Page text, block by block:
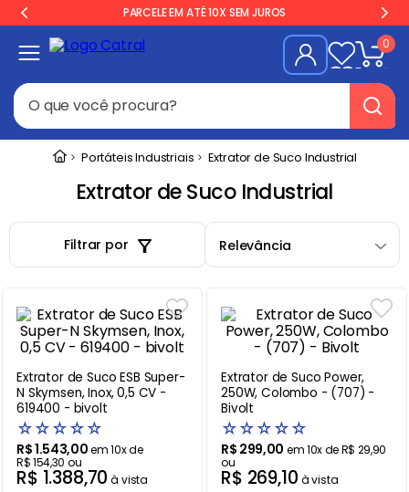
PARCELE EM ATÉ 10X SEM JUROS
0
O que você procura?
Portáteis Industriais Extrator de Suco Industrial
Extrator de Suco Industrial
Filtrar por Relevância
Extrator de Suco ESB Super-
N Skymsen, Inox, 0,5 CV -
619400 - bivolt
☆☆☆☆☆
R$1.543,00em10x de
R$154,30 ou
R$ 1.388,70 à vista
Extrator de Suco Power,
250W, Colombo - (707) -
Bivolt
☆☆☆☆☆
R$ 299,00 em10x deR$ 29,90
ou
R$ 269,10 à vista
Termos mais buscados
Geladeira
Balança
5º Fogão Industrial
6º Gelopar
7º Cervejeira
8º Fritadeira
9 º Ar Condicionado
10º Mesa